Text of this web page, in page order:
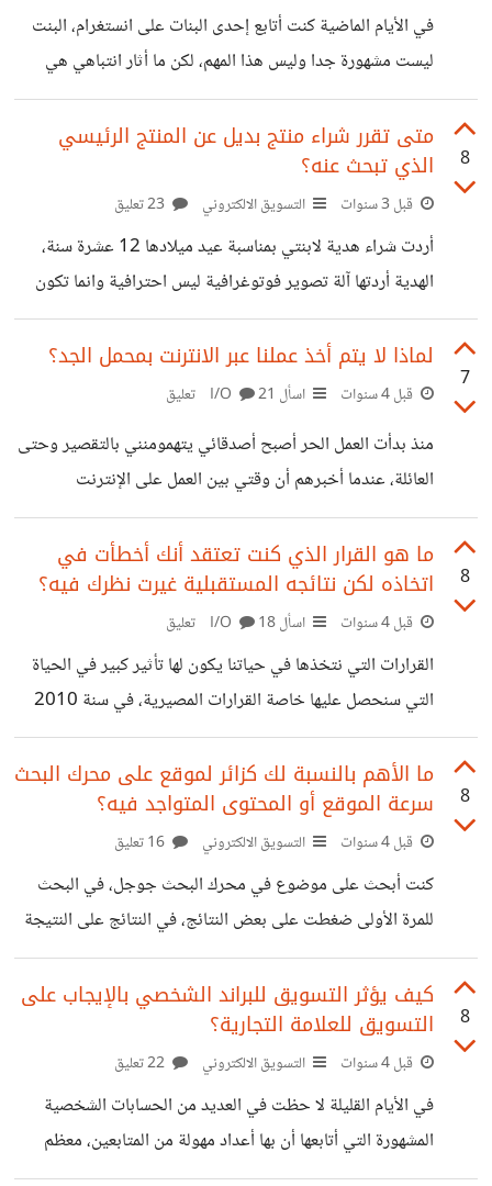
أشياء لم نخطط لها، ومن أهم هذه الأمور نجد: وجود بوابتين-
بوابة للدخول وأخرى للخروج- : عندما تدخل
في الأيام الماضية كنت أتابع إحدى البنات على انستغرام، البنت
ليست مشهورة جدا وليس هذا المهم، لكن ما أثار انتباهي هي
جملة قالتها بطريقة مازحة لصديقتها، قالت: أني احب شراء
ستاربكس ليس لأنها لذيذة، بل لأنه يمكنني شراؤها في أي مكان
أكون، يمكنني شرب القهوة من أي مكان. من خلال هذه الجملة
تبادر إلى ذهني أن ما يربطها بهذه العلامة التجارية هي سهولة
الحصول على القهوة من أي مكان وفي أي وقت، حتى يمكنها
طلبها من خلال التطبيق فقط دون
8
متى تقرر شراء منتج بديل عن المنتج الرئيسي
الذي تبحث عنه؟
قبل 3 سنوات التسويق الالكتروني
أردت شراء هدية لابنتي بمناسبة عيد ميلادها 12 عشرة سنة،
الهدية أردتها آلة تصوير فوتوغرافية ليس احترافية وانما تكون
عادية، لأجل السعر المرتفع لآلة التصوير الاحترافية. تصفحت
المتجر الذي يبيع هذه الآلات لكن للأسف الآلة المناسبة لي من
حيث المواصفات والسعر نفذت من المخزون، طلبو مني ترك
لي يتضمن مجموعة من الاقتراحات لكاميرا مماثلة للتي أبحث
عنها أو مشابهة لها، دخلت لتصفح المنتجات لكن لم أجد ما
يناسبني خاصة من
7
لماذا لا يتم أخذ عملنا عبر الانترنت بمحمل الجد؟
قبل 4 سنوات اسأل I/O 21 تعليق
منذ بدأت العمل الحر أصبح أصدقائي يتهمومنني بالتقصير وحتى
العائلة، عندما أخبرهم أن وقتي بين العمل على الإنترنت
والأمومة يكون ردهم أن العمل من المنزل وعبر الإنترنت فقط
فكيف يحتاج كل هذا الوقت، كأننا نلعب واشعر بأنهم لا يأخذون
الموضوع على محمل الجد، كيف أقنعهم أن العمل مهما كان وكيفما
كان يحتاج وقت وتفكير وأغير نظرتهم لهذا الموضوع؟
8
ما هو القرار الذي كنت تعتقد أنك أخطأت في
اتخاذه لكن نتائجه المستقبلية غيرت نظرك فيه؟
قبل 4 سنوات اسأل I/O18 تعليق
القرارات التي نتخذها في حياتنا يكون لها تأثير كبير في الحياة
التي سنحصل عليها خاصة القرارات المصيرية، في سنة 2010
اتخذت قرار دراسة التسويق والتخصص فيه، وفي بلدي كنت
أعرف أن هذا التخصص لن أحصل على عمل عندما أنهي دراستي
سنوات وأنا نادمة على قراري حقيقة وخاصة كوني أسكن خارج
المدينة، في منطقتي لا توجد لا مؤسسات صناعية ولا شركات
ومستحيل أن أسافر وحدي لمنطقة أخرى، لكن مع الوقت
8
ما الأهم بالنسبة لك كزائر لموقع على محرك البحث
سرعة الموقع أو المحتوى المتواجد فيه؟
قبل 4 سنوات التسويق الالكتروني
كنت أبحث على موضوع في محرك البحث جوجل، في البحث
للمرة الأولى ضغطت على بعض النتائج، في النتائج على النتيجة
الثانية بما أن العنوان كان جذاب ويمثل تماما ما أبحث عنه، عندما
ضغطت على النتيجة في محرك البحث الموقع أخذ بعض الوقت
ليفتح لم يفتح بطريقة سريعة عندما دخلت للموقع أول ما
لاحظته حجم الخط الكبير والصور الكثيرة التي بدون داعي
وحتى أحجامها كبيرة، الموقع كان آمن لكن في نفس الوقت غير
منظم وحتى الرابط للصفحة المقصودة لا يحتوي على
8
كيف يؤثر التسويق للبراند الشخصي بالإيجاب على
التسويق للعلامة التجارية؟
قبل 4 سنوات التسويق الالكتروني
في الأيام القليلة لا حظت في العديد من الحسابات الشخصية
المشهورة التي أتابعها أن بها أعداد مهولة من المتابعين، معظم
هذه الشخصيات لها علامات تجارية مرتبطة بها لكنها ما زالت